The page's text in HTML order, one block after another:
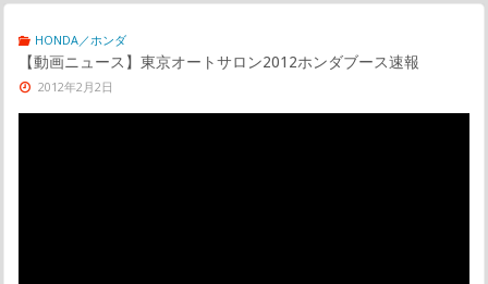
HONDA／ホンダ
【動画ニュース】東京オートサロン2012ホンダブース速報
2012年2月2日